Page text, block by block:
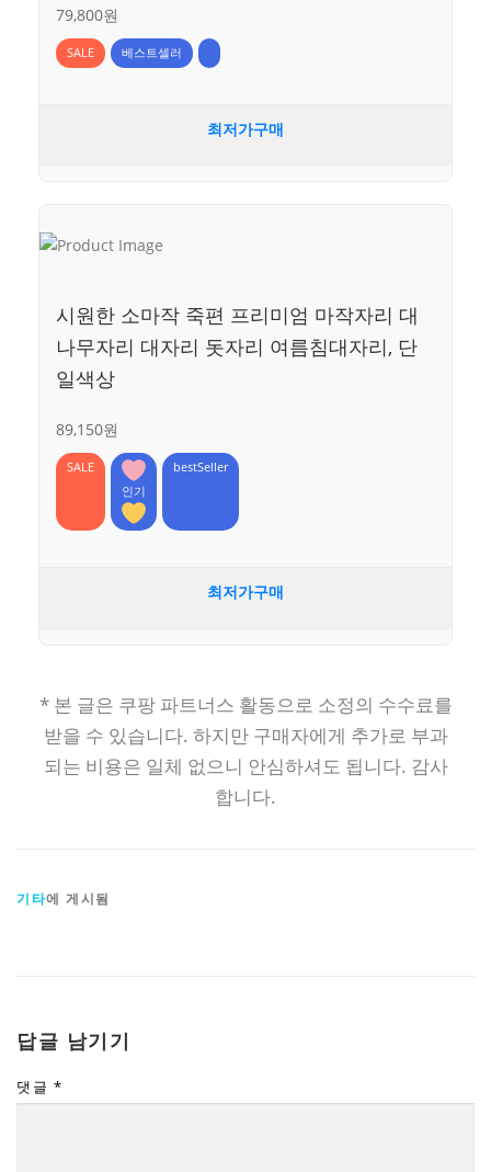
79,800원
SALE 베스트셀러
최저가구매
시원한 소마작 죽편 프리미엄 마작자리 대
나무자리 대자리 돗자리 여름침대자리, 단
일색상
89,150원
SALE
인기
bestSeller
최저가구매
* 본 글은 쿠팡 파트너스 활동으로 소정의 수수료를
받을 수 있습니다. 하지만 구매자에게 추가로 부과
되는 비용은 일체 없으니 안심하셔도 됩니다. 감사
합니다.
기타에 게시됨
답글 남기기
댓글 *